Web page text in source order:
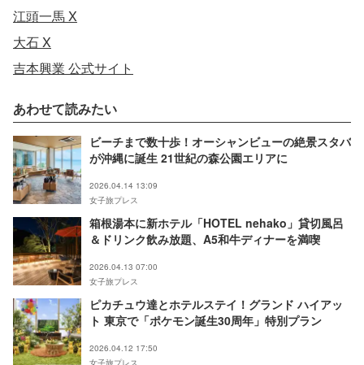
江頭一馬 X
大石 X
吉本興業 公式サイト
あわせて読みたい
ビーチまで数十歩！オーシャンビューの絶景スタバ
が沖縄に誕生 21世紀の森公園エリアに
2026.04.14 13:09
女子旅プレス
箱根湯本に新ホテル「HOTEL nehako」貸切風呂
＆ドリンク飲み放題、A5和牛ディナーを満喫
2026.04.13 07:00
女子旅プレス
ピカチュウ達とホテルステイ！グランド ハイアッ
ト 東京で「ポケモン誕生30周年」特別プラン
2026.04.12 17:50
女子旅プレス